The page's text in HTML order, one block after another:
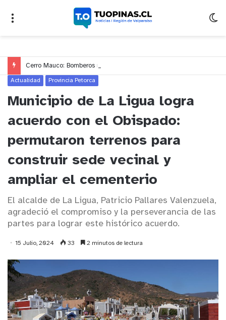
Actualidad Provincia Petorca
Municipio de La Ligua logra
acuerdo con el Obispado:
permutaron terrenos para
construir sede vecinal y
ampliar el cementerio
El alcalde de La Ligua, Patricio Pallares Valenzuela,
agradeció el compromiso y la perseverancia de las
partes para lograr este histórico acuerdo.
15 Julio, 2024 33 2 minutos de lectura